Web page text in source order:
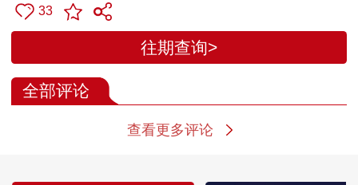
33
往期查询>
全部评论
查看更多评论